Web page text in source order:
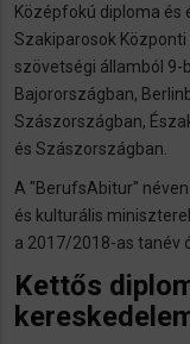
Középfokú diploma és
Szakiparosok
szövetségi államból 9-
Bajorországban,
Szászországban,
és Szászországban.
A "BerufsAbitur"
és kulturális
a 2017/2018-as tanév
Kettős